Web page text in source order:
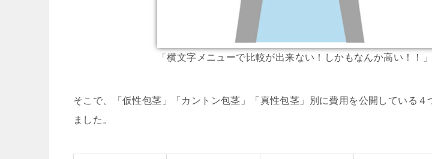
「横文字メニューで比較が出来ない！しかもなんか高い！！」
そこで、「仮性包茎」「カントン包茎」「真性包茎」別に費用を公開している４
ました。